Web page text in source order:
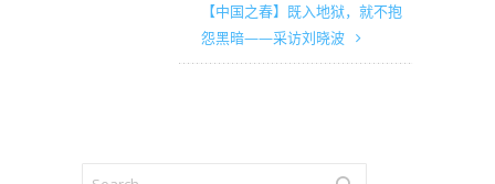
【中国之春】既入地狱，就不抱
怨黑暗——采访刘晓波